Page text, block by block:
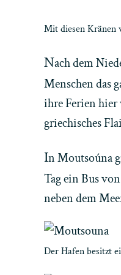
Mit diesen Kränen
Nach dem
Menschen das
ihre Ferien hier
griechisches
In Moutsoúna
Tag ein Bus
neben dem
Der Hafen besitzt